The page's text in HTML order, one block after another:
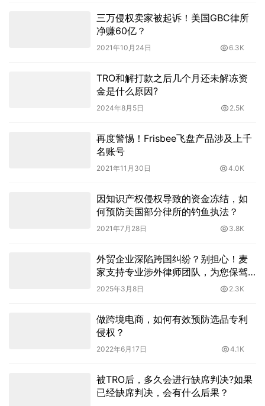
三万侵权卖家被起诉！美国GBC律所
净赚60亿？
2021年10月24日 6.3K
TRO和解打款之后几个月还未解冻资
金是什么原因?
2024年8月5日 2.5K
再度警惕！Frisbee飞盘产品涉及上千
名账号
2021年11月30日 4.0K
因知识产权侵权导致的资金冻结，如
何预防美国部分律所的钓鱼执法？
2021年7月28日 3.8K
外贸企业深陷跨国纠纷？别担心！麦
家支持专业涉外律师团队，为您保驾
护航
2025年3月8日 2.3K
做跨境电商，如何有效预防选品专利
侵权？
2022年6月17日 4.1K
被TRO后，多久会进行缺席判决?如果
已经缺席判决，会有什么后果？